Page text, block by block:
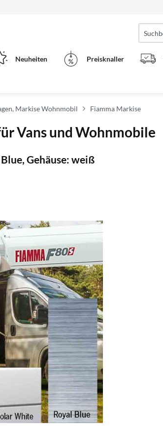
Neuheiten Preisknaller
Markise Wohnmobil Fiamma Markise
Vans und Wohnmobile
Gehäuse: weiß